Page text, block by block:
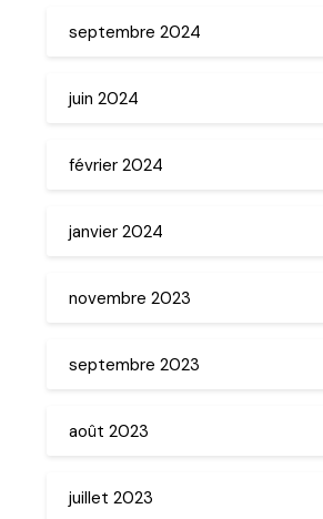
septembre 2024
juin 2024
février 2024
janvier 2024
novembre 2023
septembre 2023
août 2023
juillet 2023